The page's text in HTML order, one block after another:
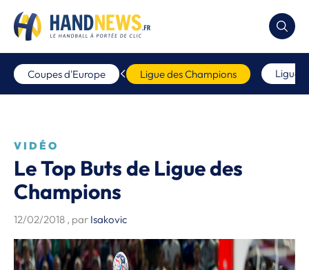
Coupes d'Europe Ligue des Champions Ligue
VIDÉO
Le Top Buts de Ligue des
Champions
12/02/2018 , par Isakovic